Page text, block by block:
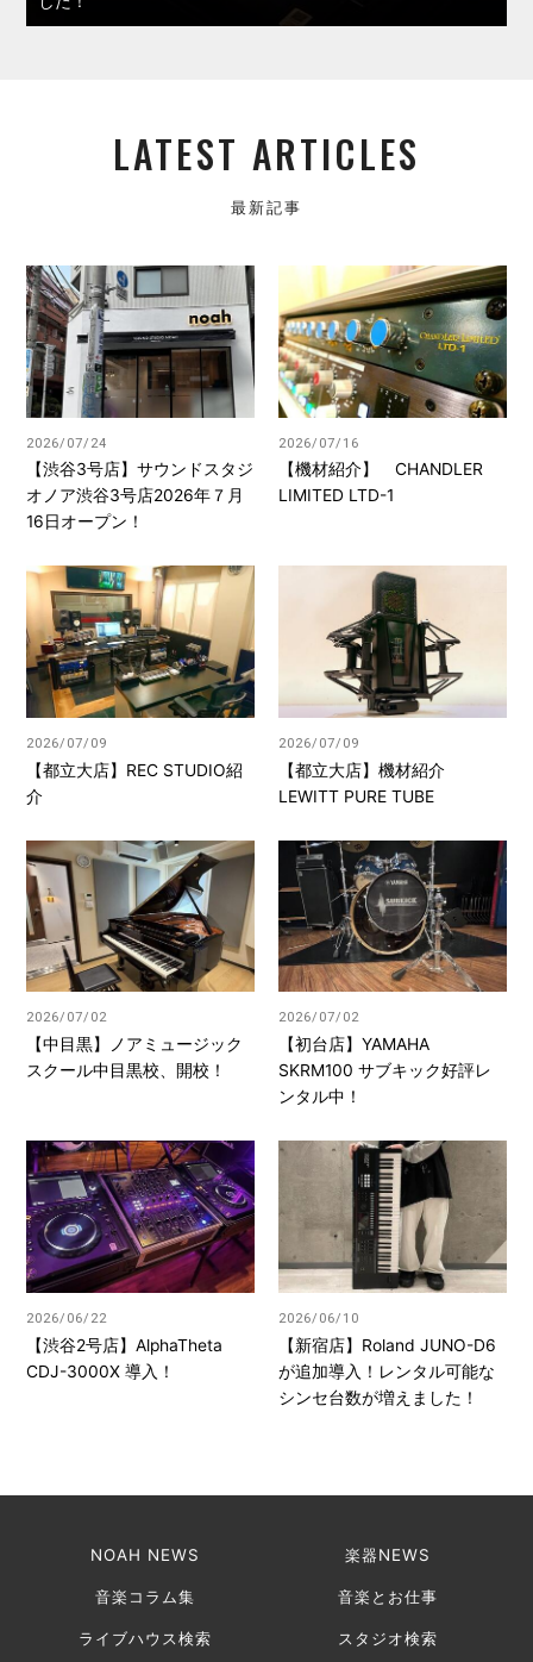
LATEST ARTICLES
最新記事
2026/07/24
【渋谷3号店】サウンドスタジ
オノア渋谷3号店2026年７月
16日オープン！
2026/07/16
【機材紹介】 CHANDLER
LIMITED LTD-1
2026/07/09
【都立大店】REC STUDIO紹
介
2026/07/09
【都立大店】機材紹介
LEWITT PURE TUBE
2026/07/02
【中目黒】ノアミュージック
スクール中目黒校、開校！
2026/07/02
【初台店】YAMAHA
SKRM100 サブキック好評レ
ンタル中！
2026/06/22
【渋谷2号店】AlphaTheta
CDJ-3000X 導入！
2026/06/10
【新宿店】Roland JUNO-D6
が追加導入！レンタル可能な
シンセ台数が増えました！
NOAH NEWS 楽器NEWS
音楽コラム集 音楽とお仕事
ライブハウス検索 スタジオ検索